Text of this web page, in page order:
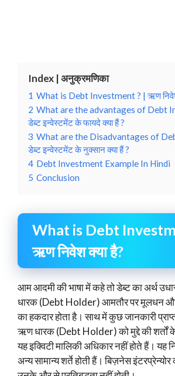
Index | अनुक्रमणिका
1 What is Debt Investment ? | ऋण
2 What are the advantages of Debt
डेब्ट इन्वेस्टमेंट के फायदे क्या हैं ?
3 What are the Disadvantages of
डेब्ट इन्वेस्टमेंट के नुक्सान क्या हैं ?
4 Debt Investment Example In Hindi
5 Conclusion
What is Debt
ऋण निवेश क्या है?
आम आदमी की भाषा में कहे तो डेब्ट का अर्थ
धारक (Debt Holder) आमतौर पर मूलधन
का हकदार होता है। साथ में कुछ जानकारी
ऋण धारक (Debt Holder) को मुद्दे की शर्तों
यह इक्विटी मालिकी अधिकार नहीं होते हैं। यह
अन्य सामान्य शर्ते होती हैं। बिज़नेस इंटरप्रेन्योर